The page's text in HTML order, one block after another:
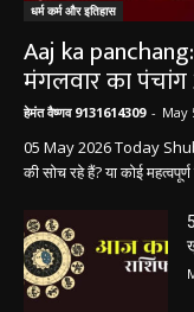
धर्म कर्म और इतिहास
Aaj ka
मंगलवार का
हेमंत वैष्णव 9131614309 - May
05 May 2026 Today
की सोच रहे हैं? या कोई